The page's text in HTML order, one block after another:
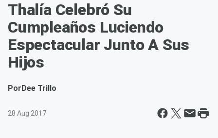
Thalía Celebró Su
Cumpleaños Luciendo
Espectacular Junto A Sus
Hijos
PorDee Trillo
28 Aug 2017